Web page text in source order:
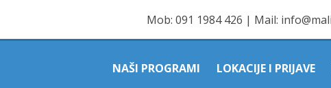
Mob: 091 1984 426 | Mail:
NAŠI PROGRAMI LOKACIJE I PRIJAVE